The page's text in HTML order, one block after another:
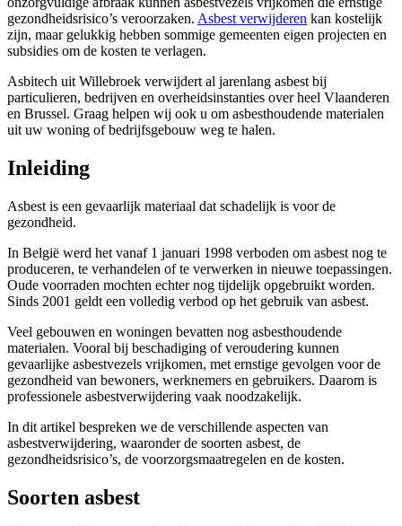
gezondheidsrisico’s veroorzaken. Asbest verwijderen kan kostelijk
zijn, maar gelukkig hebben sommige gemeenten eigen projecten en
subsidies om de kosten te verlagen.
Asbitech uit Willebroek verwijdert al jarenlang asbest bij
particulieren, bedrijven en overheidsinstanties over heel Vlaanderen
en Brussel. Graag helpen wij ook u om asbesthoudende materialen
uit uw woning of bedrijfsgebouw weg te halen.
Inleiding
Asbest is een gevaarlijk materiaal dat schadelijk is voor de
gezondheid.
In België werd het vanaf 1 januari 1998 verboden om asbest nog te
produceren, te verhandelen of te verwerken in nieuwe toepassingen.
Oude voorraden mochten echter nog tijdelijk opgebruikt worden.
Sinds 2001 geldt een volledig verbod op het gebruik van asbest.
Veel gebouwen en woningen bevatten nog asbesthoudende
materialen. Vooral bij beschadiging of veroudering kunnen
gevaarlijke asbestvezels vrijkomen, met ernstige gevolgen voor de
gezondheid van bewoners, werknemers en gebruikers. Daarom is
professionele asbestverwijdering vaak noodzakelijk.
In dit artikel bespreken we de verschillende aspecten van
asbestverwijdering, waaronder de soorten asbest, de
gezondheidsrisico’s, de voorzorgsmaatregelen en de kosten.
Soorten asbest